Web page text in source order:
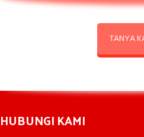
TANYA
HUBUNGI KAMI